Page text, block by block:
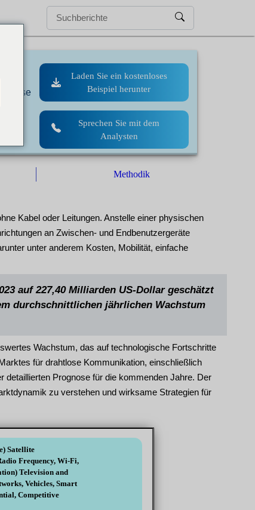
Laden Sie ein kostenloses
Beispiel herunter
Sprechen Sie mit dem
Analysten
Methodik
Kabel oder Leitungen. Anstelle einer physischen
an Zwischen- und Endbenutzergeräte
unter anderem Kosten, Mobilität, einfache
auf 227,40 Milliarden US-Dollar geschätzt
durchschnittlichen jährlichen Wachstum
Wachstum, das auf technologische Fortschritte
für drahtlose Kommunikation, einschließlich
detaillierten Prognose für die kommenden Jahre. Der
zu verstehen und wirksame Strategien für